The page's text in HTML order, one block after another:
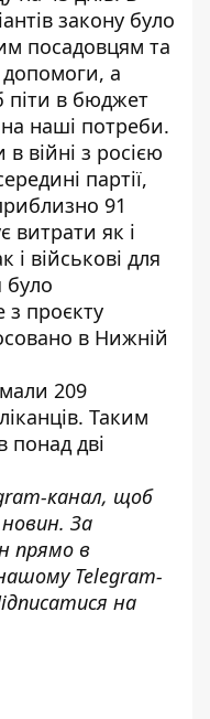
закону було
посадовцям та
допомоги, а
піти в бюджет
наші потреби.
війні з росією
партії,
91
витрати як і
і військові для
було
з проєкту
в Нижній
209
Таким
понад дві
канал, щоб
За
прямо в
Telegram-
на